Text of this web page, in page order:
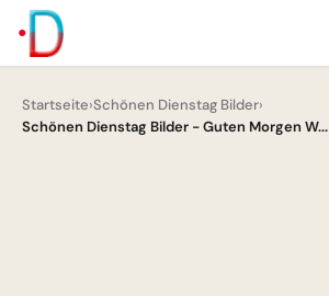
Startseite›Schönen Dienstag Bilder›
Schönen Dienstag Bilder - Guten Morgen W...